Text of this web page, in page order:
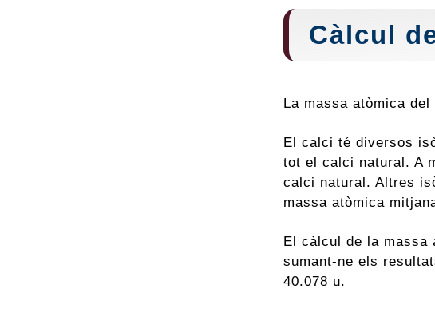
Càlcul
La massa atòmica
El calci té diversos
tot el calci natural. A
calci natural. Altres
massa atòmica
El càlcul de la massa
sumant-ne els
40.078 u.